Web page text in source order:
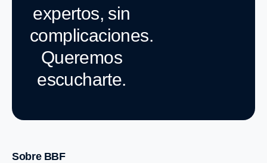
expertos, sin
complicaciones.
Queremos
escucharte.
Sobre BBF